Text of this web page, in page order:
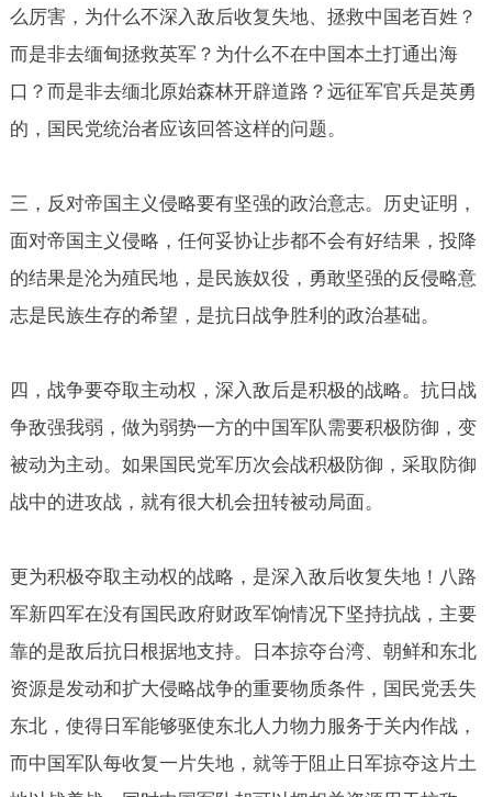
么厉害，为什么不深入敌后收复失地、拯救中国老百姓？
而是非去缅甸拯救英军？为什么不在中国本土打通出海
口？而是非去缅北原始森林开辟道路？远征军官兵是英勇
的，国民党统治者应该回答这样的问题。
三，反对帝国主义侵略要有坚强的政治意志。历史证明，
面对帝国主义侵略，任何妥协让步都不会有好结果，投降
的结果是沦为殖民地，是民族奴役，勇敢坚强的反侵略意
志是民族生存的希望，是抗日战争胜利的政治基础。
四，战争要夺取主动权，深入敌后是积极的战略。抗日战
争敌强我弱，做为弱势一方的中国军队需要积极防御，变
被动为主动。如果国民党军历次会战积极防御，采取防御
战中的进攻战，就有很大机会扭转被动局面。
更为积极夺取主动权的战略，是深入敌后收复失地！八路
军新四军在没有国民政府财政军饷情况下坚持抗战，主要
靠的是敌后抗日根据地支持。日本掠夺台湾、朝鲜和东北
资源是发动和扩大侵略战争的重要物质条件，国民党丢失
东北，使得日军能够驱使东北人力物力服务于关内作战，
而中国军队每收复一片失地，就等于阻止日军掠夺这片土